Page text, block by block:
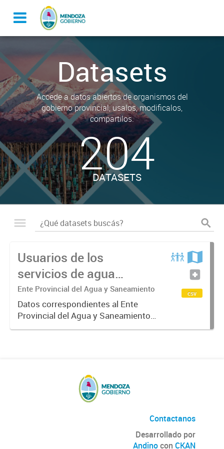
Datasets
Accede a datos abiertos de organismos del
gobierno provincial, usalos, modificalos,
compartilos.
204
DATASETS
Usuarios de los
servicios de agua
potable y cloacas
Ente Provincial del Agua y Saneamiento
Datos correspondientes al Ente
Provincial del Agua y Saneamiento
de Mendoza sobre las cuentas que
csv
Contactanos
Desarrollado por
Andinocon CKAN